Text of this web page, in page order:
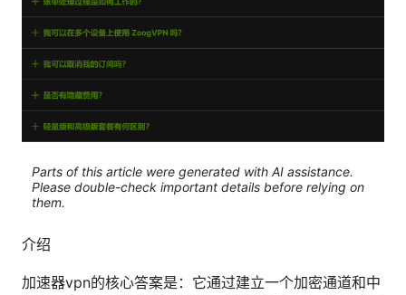
Parts of this article were generated with AI assistance.
Please double-check important details before relying on
them.
介绍
加速器vpn的核心答案是：它通过建立一个加密通道和中